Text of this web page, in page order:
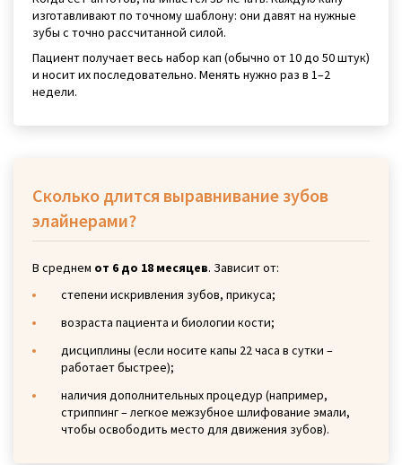
изготавливают по точному шаблону: они давят на нужные
зубы с точно рассчитанной силой.
Пациент получает весь набор кап (обычно от 10 до 50 штук)
и носит их последовательно. Менять нужно раз в 1–2
недели.
Сколько длится выравнивание зубов
элайнерами?
В среднем от 6 до 18 месяцев. Зависит от:
степени искривления зубов, прикуса;
возраста пациента и биологии кости;
дисциплины (если носите капы 22 часа в сутки –
работает быстрее);
наличия дополнительных процедур (например,
стриппинг – легкое межзубное шлифование эмали,
чтобы освободить место для движения зубов).